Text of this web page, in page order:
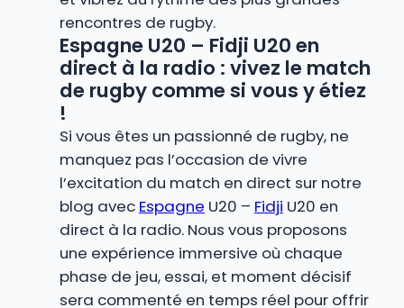
rencontres de rugby.
Espagne U20 – Fidji U20 en
direct à la radio : vivez le match
de rugby comme si vous y étiez
!
Si vous êtes un passionné de rugby, ne
manquez pas l’occasion de vivre
l’excitation du match en direct sur notre
blog avec Espagne U20 – Fidji U20 en
direct à la radio. Nous vous proposons
une expérience immersive où chaque
phase de jeu, essai, et moment décisif
sera commenté en temps réel pour offrir